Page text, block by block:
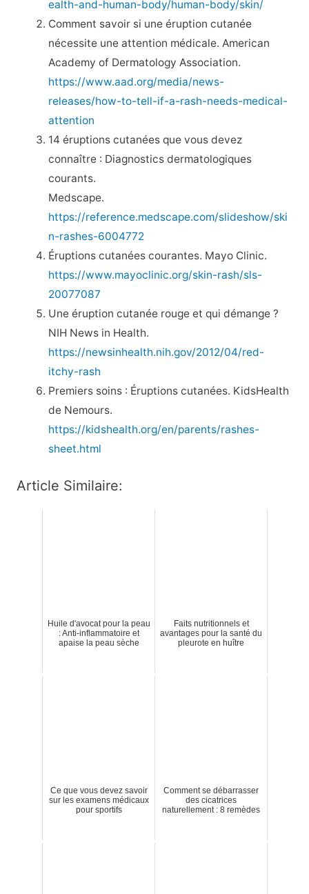
ealth-and-human-body/human-body/skin/
Comment savoir si une éruption cutanée
nécessite une attention médicale. American
Academy of Dermatology Association.
https://www.aad.org/media/news-
releases/how-to-tell-if-a-rash-needs-medical-
attention
14 éruptions cutanées que vous devez
connaître : Diagnostics dermatologiques
courants.
Medscape.
https://reference.medscape.com/slideshow/ski
n-rashes-6004772
Éruptions cutanées courantes. Mayo Clinic.
https://www.mayoclinic.org/skin-rash/sls-
20077087
Une éruption cutanée rouge et qui démange ?
NIH News in Health.
https://newsinhealth.nih.gov/2012/04/red-
itchy-rash
Premiers soins : Éruptions cutanées. KidsHealth
de Nemours.
https://kidshealth.org/en/parents/rashes-
sheet.html
Article Similaire:
Huile d'avocat pour la peau
: Anti-inflammatoire et
apaise la peau sèche
Faits nutritionnels et
avantages pour la santé du
pleurote en huître
Ce que vous devez savoir
sur les examens médicaux
pour sportifs
Comment se débarrasser
des cicatrices
naturellement : 8 remèdes